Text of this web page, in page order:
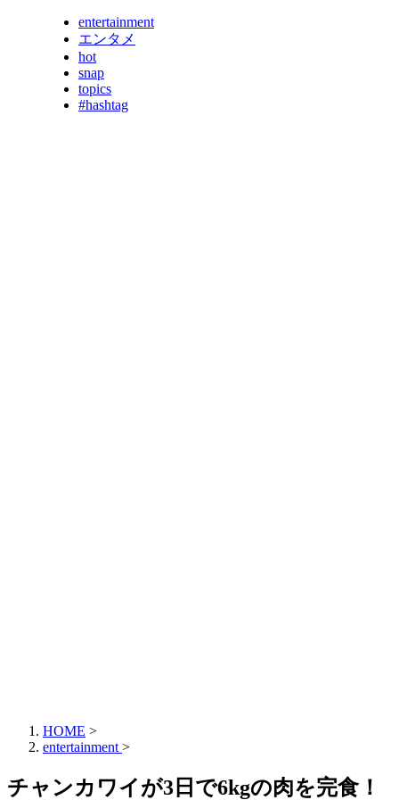
entertainment
エンタメ
hot
snap
topics
#hashtag
HOME >
entertainment >
チャンカワイが3日で6kgの肉を完食！